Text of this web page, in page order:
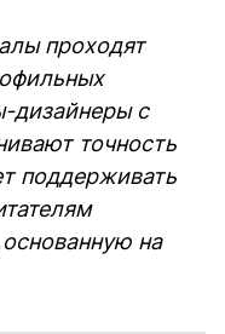
проходят
дизайнеры с
точность
поддерживать
на